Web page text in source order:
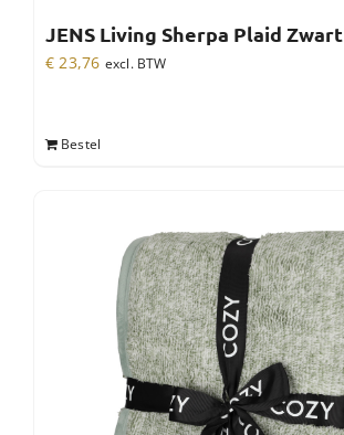
JENS Living Sherpa Plaid Zwart
€ 23,76 excl. BTW
Bestel